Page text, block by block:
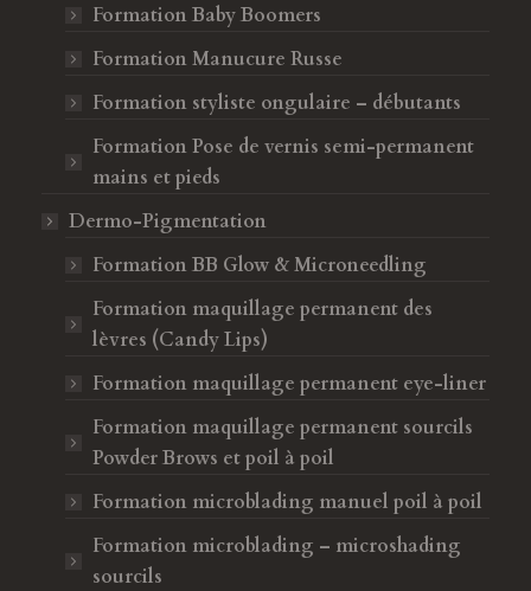
Formation Baby Boomers
Formation Manucure Russe
Formation styliste ongulaire – débutants
Formation Pose de vernis semi-permanent
mains et pieds
Dermo-Pigmentation
Formation BB Glow & Microneedling
Formation maquillage permanent des
lèvres (Candy Lips)
Formation maquillage permanent eye-liner
Formation maquillage permanent sourcils
Powder Brows et poil à poil
Formation microblading manuel poil à poil
Formation microblading – microshading
sourcils